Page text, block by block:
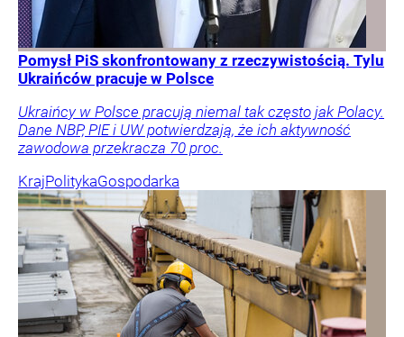
Pomysł PiS skonfrontowany z rzeczywistością. Tylu
Ukraińców pracuje w Polsce
Ukraińcy w Polsce pracują niemal tak często jak Polacy.
Dane NBP, PIE i UW potwierdzają, że ich aktywność
zawodowa przekracza 70 proc.
KrajPolitykaGospodarka